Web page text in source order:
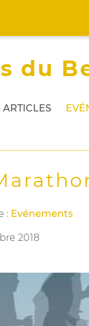
du
ARTICLES
: Evénements
2018